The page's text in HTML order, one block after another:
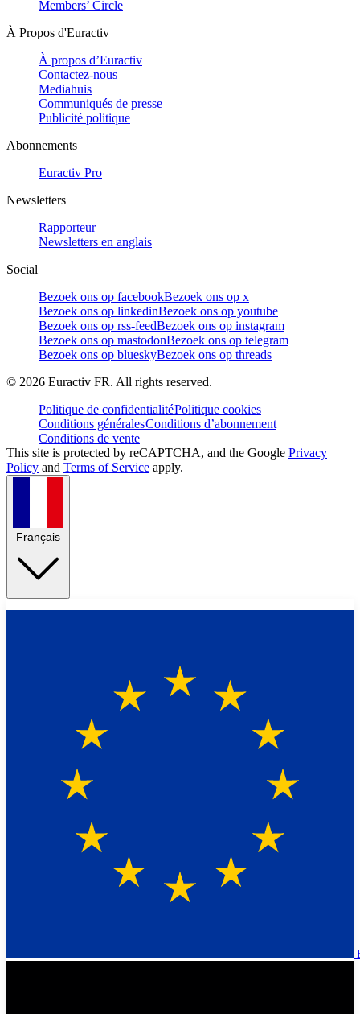
Members’ Circle
À Propos d'Euractiv
À propos d’Euractiv
Contactez-nous
Mediahuis
Communiqués de presse
Publicité politique
Abonnements
Euractiv Pro
Newsletters
Rapporteur
Newsletters en anglais
Social
Bezoek ons op facebookBezoek ons op x
Bezoek ons op linkedinBezoek ons op youtube
Bezoek ons op rss-feedBezoek ons op instagram
Bezoek ons op mastodonBezoek ons op telegram
Bezoek ons op blueskyBezoek ons op threads
© 2026 Euractiv FR. All rights reserved.
Politique de confidentialitéPolitique cookies
Conditions généralesConditions d’abonnement
Conditions de vente
This site is protected by reCAPTCHA, and the Google Privacy
Policy and Terms of Service apply.
Français